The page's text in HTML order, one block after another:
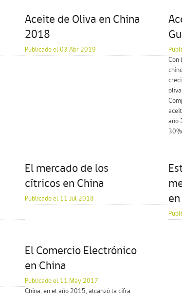
Aceite de Oliva en China
2018
Publicado el 03 Abr 2019
Con
año
El mercado de los
cítricos en China
Publicado el 11 Jul 2018
El Comercio Electrónico
en China
Publicado el 11 May 2017
China, en el año 2015, alcanzó la cifra